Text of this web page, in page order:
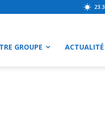
23.3
GROUPE ACTUALITÉ